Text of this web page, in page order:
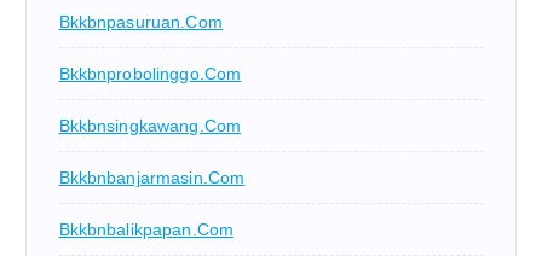
Bkkbnpasuruan.com
Bkkbnprobolinggo.com
Bkkbnsingkawang.com
Bkkbnbanjarmasin.com
Bkkbnbalikpapan.com